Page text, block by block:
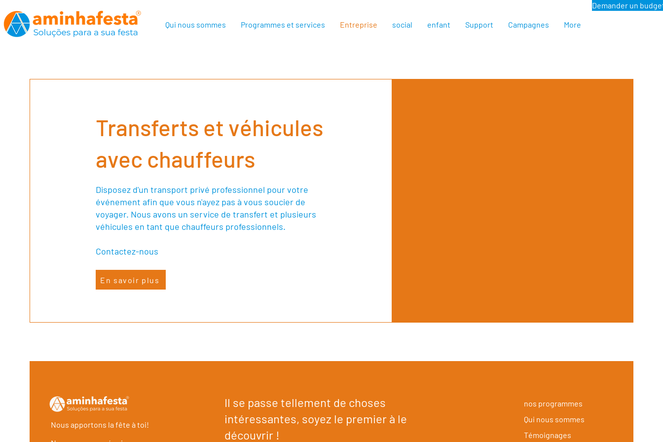
Qui nous sommes Programmes et services Entreprise social enfant Support Campagnes More
Demander un
Transferts et véhicules
avec chauffeurs
Disposez d'un transport privé professionnel pour votre
événement afin que vous n'ayez pas à vous soucier de
voyager. Nous avons un service de transfert et plusieurs
véhicules en tant que chauffeurs professionnels.
Contactez-nous
En savoir plus
Nous apportons la fête à toi!
Il se passe tellement de choses
intéressantes, soyez le premier à le
découvrir !
nos programmes
Qui nous sommes
Témoignages